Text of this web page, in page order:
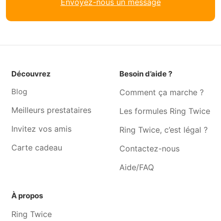
Jardinier Oreye
Jardinier Esneux
Jardinier Tilff
Jardinier Marchin
Envoyez-nous un message
Découvrez
Blog
Meilleurs prestataires
Invitez vos amis
Carte cadeau
Besoin d’aide ?
Comment ça marche ?
Les formules Ring Twice
Ring Twice, c’est légal ?
Contactez-nous
Aide/FAQ
À propos
Ring Twice